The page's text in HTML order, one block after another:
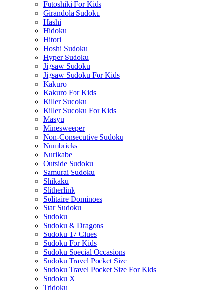
Futoshiki For Kids
Girandola Sudoku
Hashi
Hidoku
Hitori
Hoshi Sudoku
Hyper Sudoku
Jigsaw Sudoku
Jigsaw Sudoku For Kids
Kakuro
Kakuro For Kids
Killer Sudoku
Killer Sudoku For Kids
Masyu
Minesweeper
Non-Consecutive Sudoku
Numbricks
Nurikabe
Outside Sudoku
Samurai Sudoku
Shikaku
Slitherlink
Solitaire Dominoes
Star Sudoku
Sudoku
Sudoku & Dragons
Sudoku 17 Clues
Sudoku For Kids
Sudoku Special Occasions
Sudoku Travel Pocket Size
Sudoku Travel Pocket Size For Kids
Sudoku X
Tridoku